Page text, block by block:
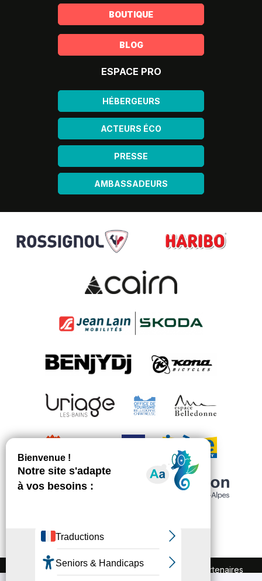
BOUTIQUE
BLOG
ESPACE PRO
HÉBERGEURS
ACTEURS ÉCO
PRESSE
AMBASSADEURS
Recrutement Marchés publics
Partenaires